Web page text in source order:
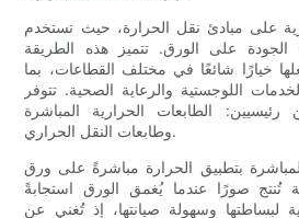
على مبادئ نقل الحرارة، حيث تستخدم
الجودة على الورق. تتميز هذه الطريقة
خيارًا شائعًا في مختلف القطاعات، بما
اللوجستية والرعاية الصحية. تتوفر
رئيسيين: الطابعات الحرارية المباشرة
وطابعات النقل الحراري.
بتطبيق الحرارة مباشرةً على ورق
صورًا عندما يُغمق الورق استجابةً
لبساطتها وسهولة صيانتها، إذ تُغني عن